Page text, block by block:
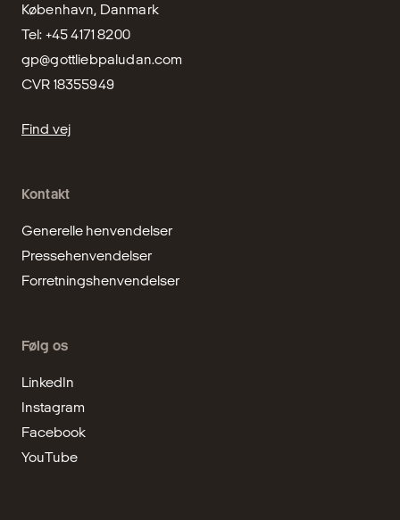
København, Danmark
Tel: +45 4171 8200
gp@gottliebpaludan.com
CVR 18355949
Find vej
Kontakt
Generelle henvendelser
Pressehenvendelser
Forretningshenvendelser
Følg os
LinkedIn
Instagram
Facebook
YouTube